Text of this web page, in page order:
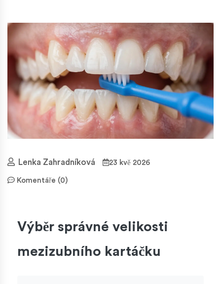
Lenka Zahradníková 23 kvě 2026
Komentáře (0)
Výběr správné velikosti
mezizubního kartáčku